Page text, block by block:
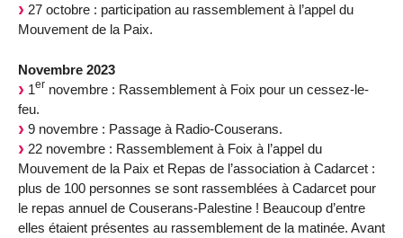
27 octobre : participation au rassemblement à l’appel du
Mouvement de la Paix.
Novembre 2023
1er novembre : Rassemblement à Foix pour un cessez-le-
feu.
9 novembre : Passage à Radio-Couserans.
22 novembre : Rassemblement à Foix à l’appel du
Mouvement de la Paix et Repas de l’association à Cadarcet :
plus de 100 personnes se sont rassemblées à Cadarcet pour
le repas annuel de Couserans-Palestine ! Beaucoup d’entre
elles étaient présentes au rassemblement de la matinée. Avant